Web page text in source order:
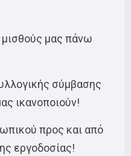
μας πάνω
σύμβασης
ικανοποιούν!
προς και από
εργοδοσίας!